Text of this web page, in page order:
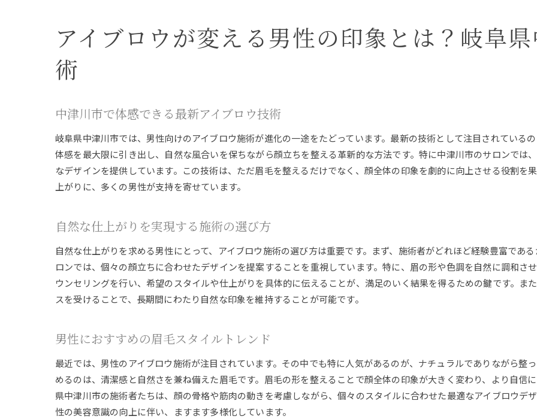
アイブロウで変わる！岐阜県中津川市の男性美容の新潮流
最新技術によるアイブロウの進化
アイブロウがもたらす美容の未来
アイブロウが変える男性の印象とは？岐阜
術
中津川市で体感できる最新アイブロウ技術
岐阜県中津川市では、男性向けのアイブロウ施術が進化の一途をたどっています。最新の技術として注目されている
体感を最大限に引き出し、自然な風合いを保ちながら顔立ちを整える革新的な方法です。特に中津川市のサロンでは
なデザインを提供しています。この技術は、ただ眉毛を整えるだけでなく、顔全体の印象を劇的に向上させる役割を
上がりに、多くの男性が支持を寄せています。
自然な仕上がりを実現する施術の選び方
自然な仕上がりを求める男性にとって、アイブロウ施術の選び方は重要です。まず、施術者がどれほど経験豊富であ
ロンでは、個々の顔立ちに合わせたデザインを提案することを重視しています。特に、眉の形や色調を自然に調和さ
ウンセリングを行い、希望のスタイルや仕上がりを具体的に伝えることが、満足のいく結果を得るための鍵です。ま
スを受けることで、長期間にわたり自然な印象を維持することが可能です。
男性におすすめの眉毛スタイルトレンド
最近では、男性のアイブロウ施術が注目されています。その中でも特に人気があるのが、ナチュラルでありながら整
めるのは、清潔感と自然さを兼ね備えた眉毛です。眉毛の形を整えることで顔全体の印象が大きく変わり、より自信
県中津川市の施術者たちは、顔の骨格や筋肉の動きを考慮しながら、個々のスタイルに合わせた最適なアイブロウデ
性の美容意識の向上に伴い、ますます多様化しています。